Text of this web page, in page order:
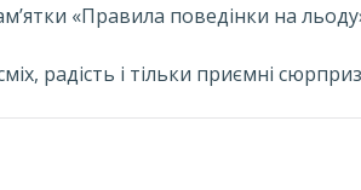
«Правила поведінки на
радість і тільки приємні